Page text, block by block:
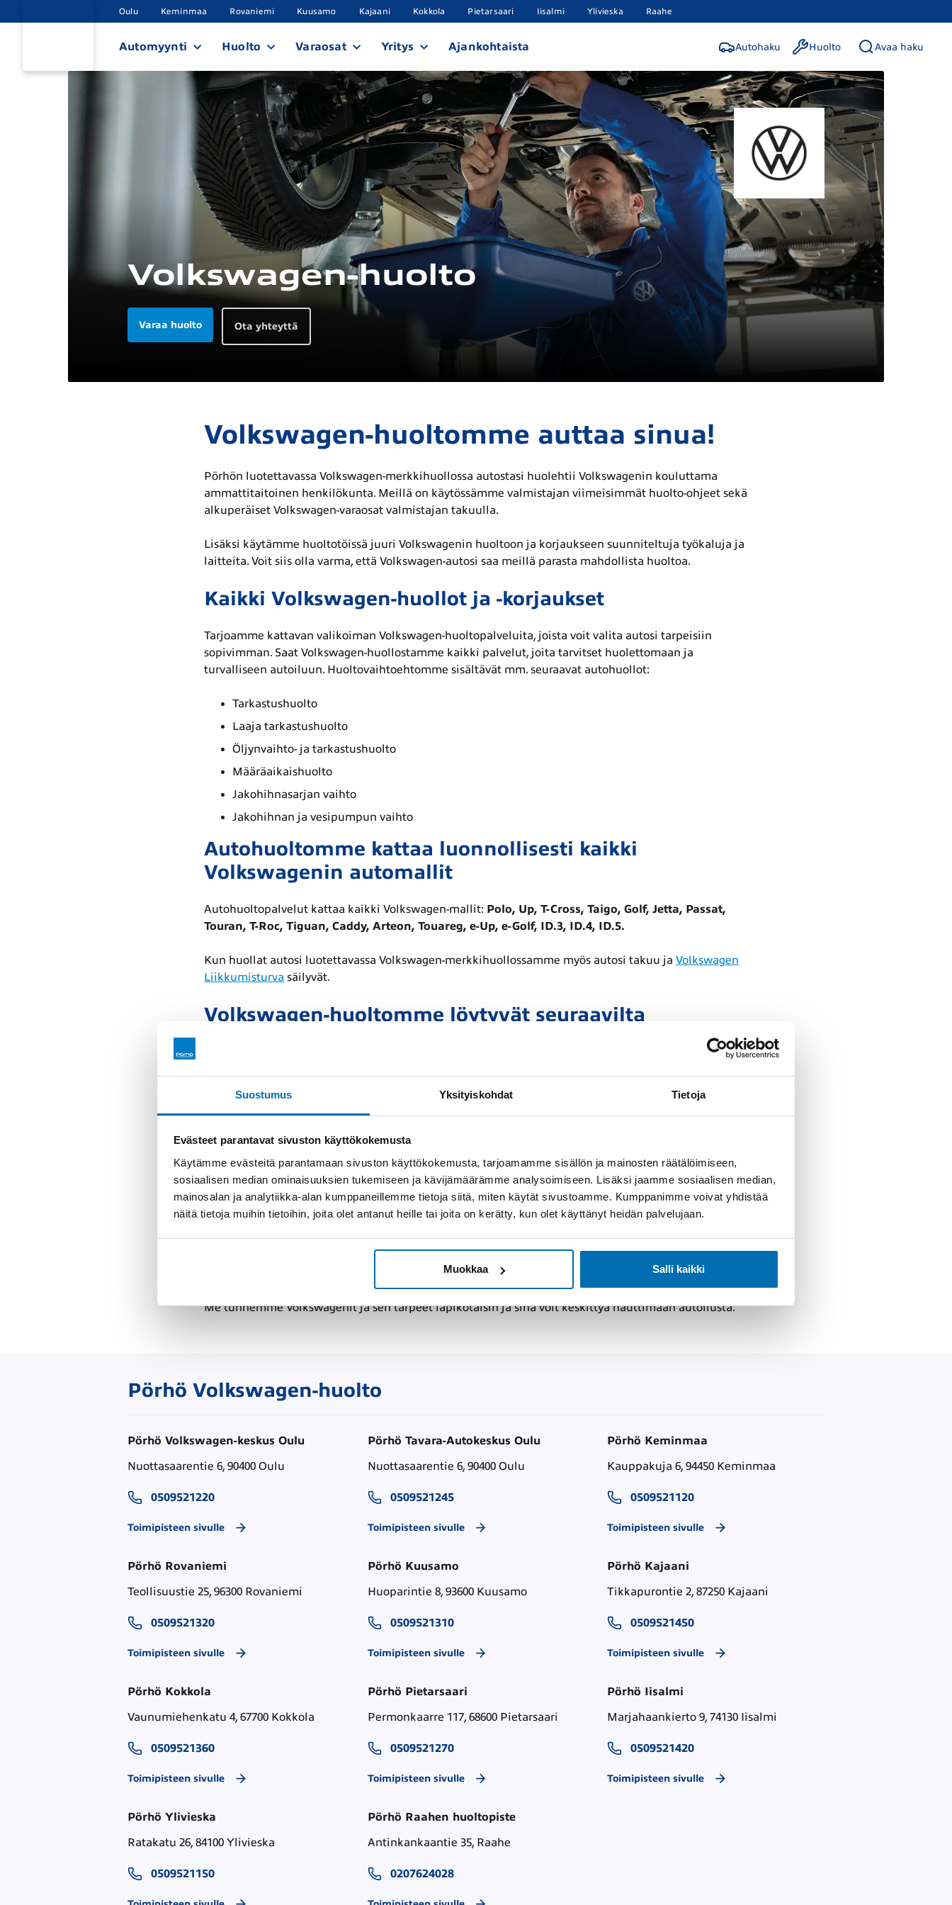
Suostumus Yksityiskohdat Tietoja
Evästeet parantavat sivuston käyttökokemusta
Käytämme evästeitä parantamaan sivuston käyttökokemusta, tarjoamamme sisällön ja mainosten räätälöimiseen,
sosiaalisen median ominaisuuksien tukemiseen ja kävijämäärämme analysoimiseen. Lisäksi jaamme sosiaalisen median,
mainosalan ja analytiikka-alan kumppaneillemme tietoja siitä, miten käytät sivustoamme. Kumppanimme voivat yhdistää
näitä tietoja muihin tietoihin, joita olet antanut heille tai joita on kerätty, kun olet käyttänyt heidän palvelujaan.
Muokkaa Salli kaikki
Oulu Keminmaa Rovaniemi Kuusamo Kajaani Kokkola Pietarsaari Iisalmi Ylivieska Raahe
Automyynti Huolto Varaosat Yritys Ajankohtaista Autohaku Huolto Avaa haku
Volkswagen-huolto
Varaa huolto Ota yhteyttä
Volkswagen-huoltomme auttaa sinua!
Pörhön luotettavassa Volkswagen-merkkihuollossa autostasi huolehtii Volkswagenin kouluttama
ammattitaitoinen henkilökunta. Meillä on käytössämme valmistajan viimeisimmät huolto-ohjeet sekä
alkuperäiset Volkswagen-varaosat valmistajan takuulla.
Lisäksi käytämme huoltotöissä juuri Volkswagenin huoltoon ja korjaukseen suunniteltuja työkaluja ja
laitteita. Voit siis olla varma, että Volkswagen-autosi saa meillä parasta mahdollista huoltoa.
Kaikki Volkswagen-huollot ja -korjaukset
Tarjoamme kattavan valikoiman Volkswagen-huoltopalveluita, joista voit valita autosi tarpeisiin
sopivimman. Saat Volkswagen-huollostamme kaikki palvelut, joita tarvitset huolettomaan ja
turvalliseen autoiluun. Huoltovaihtoehtomme sisältävät mm. seuraavat autohuollot:
Tarkastushuolto
Laaja tarkastushuolto
Öljynvaihto- ja tarkastushuolto
Määräaikaishuolto
Jakohihnasarjan vaihto
Jakohihnan ja vesipumpun vaihto
Autohuoltomme kattaa luonnollisesti kaikki
Volkswagenin automallit
Autohuoltopalvelut kattaa kaikki Volkswagen-mallit: Polo, Up, T-Cross, Taigo, Golf, Jetta, Passat,
Touran, T-Roc, Tiguan, Caddy, Arteon, Touareg, e-Up, e-Golf, ID.3, ID.4, ID.5.
Kun huollat autosi luotettavassa Volkswagen-merkkihuollossamme myös autosi takuu ja Volkswagen
Liikkumisturva säilyvät.
Volkswagen-huoltomme löytyvät seuraavilta
Volkswagen huolto Oulu
Volkswagen huolto Keminmaa
Volkswagen huolto Rovaniemi
Volkswagen huolto Kuusamo
Volkswagen huolto Kajaani
Volkswagen huolto Pietarsaari
Me tunnemme Volkswagenit ja sen tarpeet läpikotaisin ja sinä voit keskittyä nauttimaan autoilusta.
Pörhö Volkswagen-huolto
Pörhö Volkswagen-keskus Oulu
Nuottasaarentie 6, 90400 Oulu
0509521220
Toimipisteen sivulle
Pörhö Tavara-Autokeskus Oulu
Nuottasaarentie 6, 90400 Oulu
0509521245
Toimipisteen sivulle
Pörhö Keminmaa
Kauppakuja 6, 94450 Keminmaa
0509521120
Toimipisteen sivulle
Pörhö Rovaniemi
Teollisuustie 25, 96300 Rovaniemi
0509521320
Toimipisteen sivulle
Pörhö Kuusamo
Huoparintie 8, 93600 Kuusamo
0509521310
Toimipisteen sivulle
Pörhö Kajaani
Tikkapurontie 2, 87250 Kajaani
0509521450
Toimipisteen sivulle
Pörhö Kokkola
Vaunumiehenkatu 4, 67700 Kokkola
0509521360
Toimipisteen sivulle
Pörhö Pietarsaari
Permonkaarre 117, 68600 Pietarsaari
0509521270
Toimipisteen sivulle
Pörhö Iisalmi
Marjahaankierto 9, 74130 Iisalmi
0509521420
Toimipisteen sivulle
Pörhö Ylivieska
Ratakatu 26, 84100 Ylivieska
0509521150
Pörhö Raahen huoltopiste
Antinkankaantie 35, Raahe
0207624028